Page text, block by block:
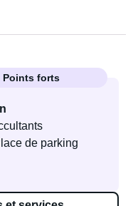
Points forts
de parking